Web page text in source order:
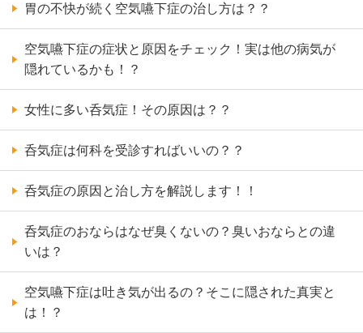
胃の不快が続く空気嚥下症の治し方は？？
空気嚥下症の症状と原因をチェック！実は他の病気が
隠れているかも！？
女性に多い呑気症！その原因は？？
呑気症は何科を受診すればいいの？？
呑気症の原因と治し方を解説します！！
呑気症のおならはなぜ臭くないの？臭いおならとの違
いは？
空気嚥下症は吐き気が出るの？そこに隠された真実と
は！？